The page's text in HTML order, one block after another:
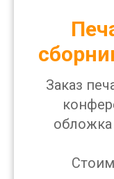
Заказ
обложка